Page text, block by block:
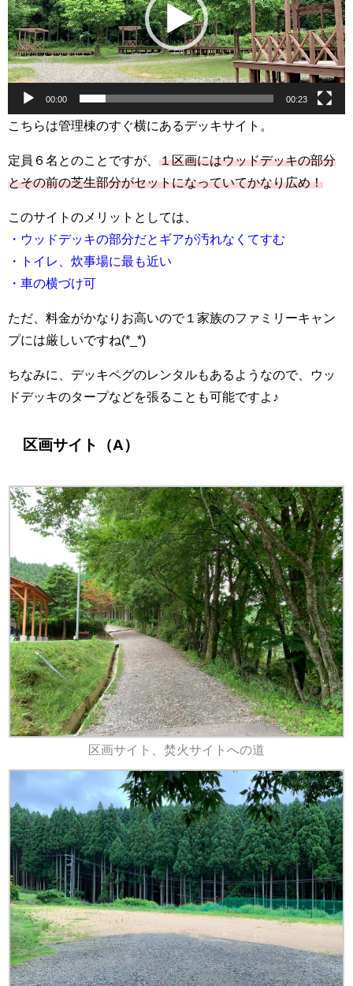
ー
ヤ
ー
00:00 00:23
こちらは管理棟のすぐ横にあるデッキサイト。
定員６名とのことですが、 １区画にはウッドデッキの部分
とその前の芝生部分がセットになっていてかなり広め！
このサイトのメリットとしては、
・ウッドデッキの部分だとギアが汚れなくてすむ
・トイレ、炊事場に最も近い
・車の横づけ可
ただ、料金がかなりお高いので１家族のファミリーキャン
プには厳しいですね(*_*)
ちなみに、デッキペグのレンタルもあるようなので、ウッ
ドデッキのタープなどを張ることも可能ですよ♪
区画サイト（A）
区画サイト、焚火サイトへの道